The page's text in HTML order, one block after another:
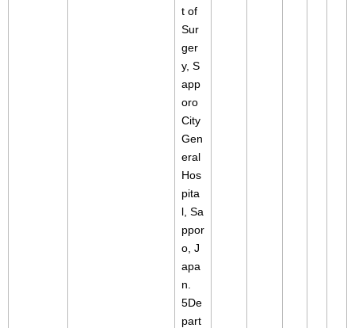
t of
Sur
ger
y, S
app
oro
City
Gen
eral
Hos
pita
l, Sa
ppor
o, J
apa
n.
5De
part